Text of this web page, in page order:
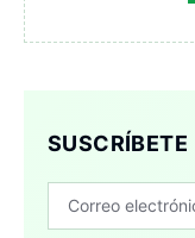
SUSCRÍBETE